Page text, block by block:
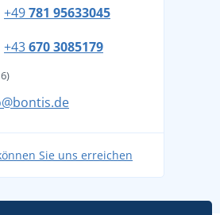
+49781 95633045
+43670 3085179
Sie uns erreichen